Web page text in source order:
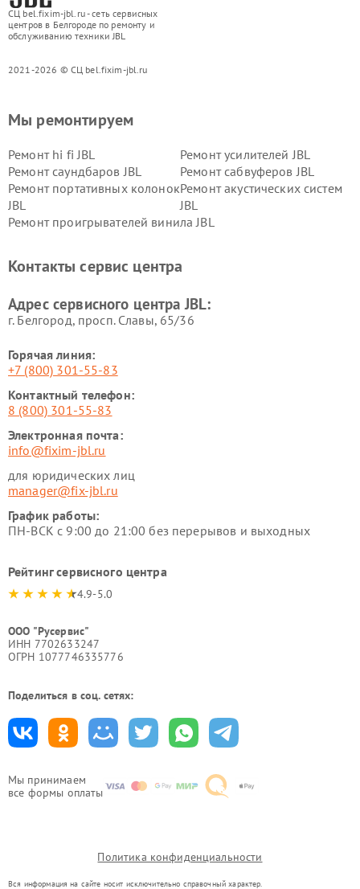
СЦ bel.fixim-jbl.ru - сеть сервисных
центров в Белгороде по ремонту и
обслуживанию техники JBL
2021-2026 © СЦ bel.fixim-jbl.ru
Мы принимаем
все формы оплаты
Мы ремонтируем
Ремонт hi fi JBL
Ремонт усилителей JBL
Ремонт саундбаров JBL
Ремонт сабвуферов JBL
Ремонт портативных колонок
JBL
Ремонт акустических систем
JBL
Ремонт проигрывателей винила JBL
Контакты сервис центра
Адрес сервисного центра JBL:
г. Белгород, просп. Славы, 65/36
Горячая линия:
+7 (800) 301-55-83
Контактный телефон:
8 (800) 301-55-83
Электронная почта:
info@fixim-jbl.ru
для юридических лиц
manager@fix-jbl.ru
График работы:
ПН-ВСК с 9:00 до 21:00 без перерывов и выходных
Рейтинг сервисного центра
4.9-5.0
ООО "Русервис"
ИНН 7702633247
ОГРН 1077746335776
Поделиться в соц. сетях:
Политика конфиденциальности
Вся информация на сайте носит исключительно справочный характер.